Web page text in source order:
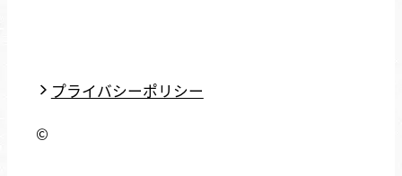
プライバシーポリシー
©